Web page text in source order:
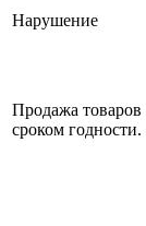
Нарушение
Продажа
сроком годности.